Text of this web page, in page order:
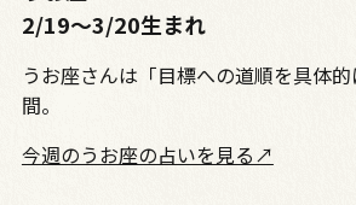
2/19〜3/20生まれ
うお座さんは「目標への道順を具体
間。
今週のうお座の占いを見る↗